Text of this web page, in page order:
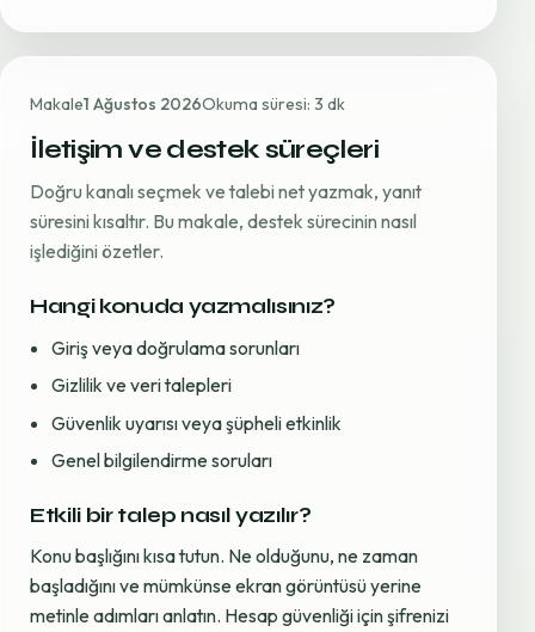
Makale1 Ağustos 2026Okuma süresi: 3 dk
İletişim ve destek süreçleri
Doğru kanalı seçmek ve talebi net yazmak, yanıt
süresini kısaltır. Bu makale, destek sürecinin nasıl
işlediğini özetler.
Hangi konuda yazmalısınız?
Giriş veya doğrulama sorunları
Gizlilik ve veri talepleri
Güvenlik uyarısı veya şüpheli etkinlik
Genel bilgilendirme soruları
Etkili bir talep nasıl yazılır?
Konu başlığını kısa tutun. Ne olduğunu, ne zaman
başladığını ve mümkünse ekran görüntüsü yerine
metinle adımları anlatın. Hesap güvenliği için şifrenizi